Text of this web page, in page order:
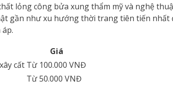
lỏng công bửa xung thẩm mỹ và nghệ
gần như xu hướng thời trang tiên tiến
Giá
cất Từ 100.000 VNĐ
Từ 50.000 VNĐ